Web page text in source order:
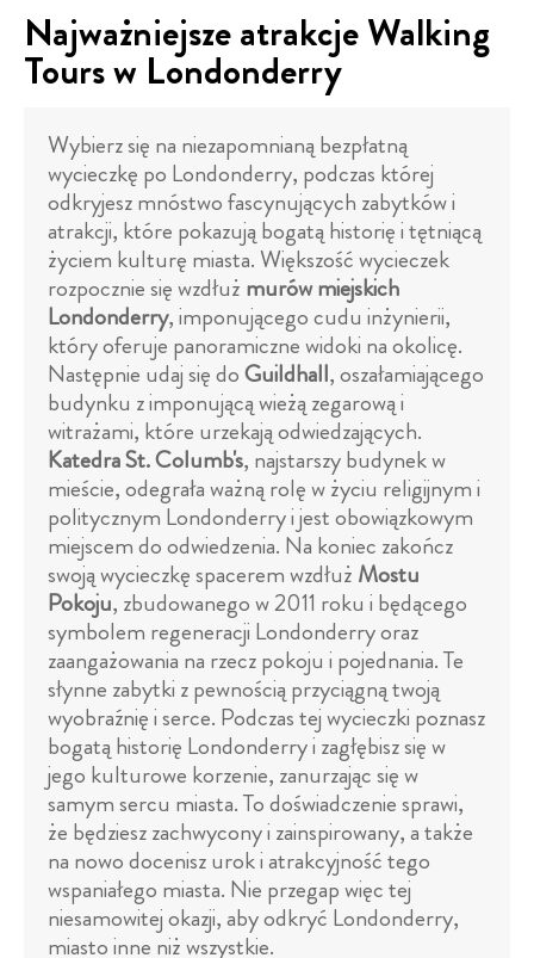
Najważniejsze atrakcje Walking
Tours w Londonderry
Wybierz się na niezapomnianą bezpłatną
wycieczkę po Londonderry, podczas której
odkryjesz mnóstwo fascynujących zabytków i
atrakcji, które pokazują bogatą historię i tętniącą
życiem kulturę miasta. Większość wycieczek
rozpocznie się wzdłuż murów miejskich
Londonderry, imponującego cudu inżynierii,
który oferuje panoramiczne widoki na okolicę.
Następnie udaj się doGuildhall, oszałamiającego
budynku z imponującą wieżą zegarową i
witrażami, które urzekają odwiedzających.
Katedra St. Columb's, najstarszy budynek w
mieście, odegrała ważną rolę w życiu religijnym i
politycznym Londonderry i jest obowiązkowym
miejscem do odwiedzenia. Na koniec zakończ
swoją wycieczkę spacerem wzdłuż Mostu
Pokoju, zbudowanego w 2011 roku i będącego
symbolem regeneracji Londonderry oraz
zaangażowania na rzecz pokoju i pojednania. Te
słynne zabytki z pewnością przyciągną twoją
wyobraźnię i serce. Podczas tej wycieczki poznasz
bogatą historię Londonderry i zagłębisz się w
jego kulturowe korzenie, zanurzając się w
samym sercu miasta. To doświadczenie sprawi,
że będziesz zachwycony i zainspirowany, a także
na nowo docenisz urok i atrakcyjność tego
wspaniałego miasta. Nie przegap więc tej
niesamowitej okazji, aby odkryć Londonderry,
miasto inne niż wszystkie.